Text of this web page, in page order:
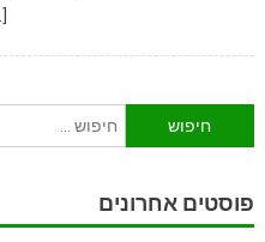
פוסטים אחרונים